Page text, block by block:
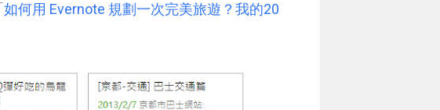
如何用 Evernote 規劃一次完美旅遊？我的20